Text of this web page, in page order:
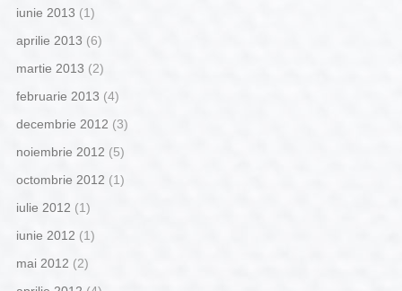
iunie 2013 (1)
aprilie 2013 (6)
martie 2013 (2)
februarie 2013 (4)
decembrie 2012 (3)
noiembrie 2012 (5)
octombrie 2012 (1)
iulie 2012 (1)
iunie 2012 (1)
mai 2012 (2)